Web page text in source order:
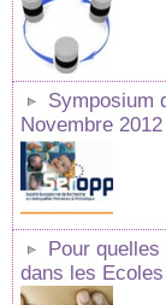
Symposium
Novembre 2012
Pour
dans les